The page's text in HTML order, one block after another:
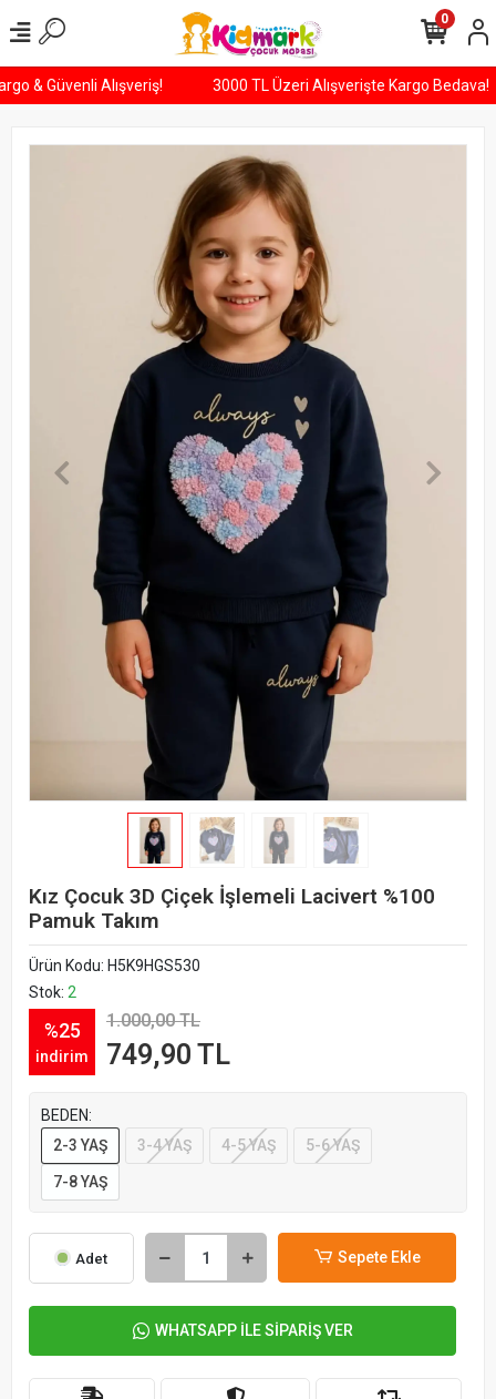
& Güvenli Alışveriş! 3000 TL Üzeri Alışverişte Kargo
0
Kız Çocuk 3D Çiçek İşlemeli Lacivert %100
Pamuk Takım
Ürün Kodu: H5K9HGS530
Stok: 2
%25
indirim
1.000,00 TL
749,90 TL
BEDEN:
2-3 YAŞ
3-4 YAŞ 4-5 YAŞ 5-6 YAŞ
7-8 YAŞ
Adet Sepete Ekle
WHATSAPP İLE SİPARİŞ VER